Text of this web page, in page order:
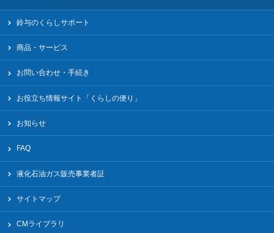
鈴与のくらしサポート
商品・サービス
お問い合わせ・手続き
お役立ち情報サイト「くらしの便り」
お知らせ
FAQ
液化⽯油ガス販売事業者証
サイトマップ
CMライブラリ